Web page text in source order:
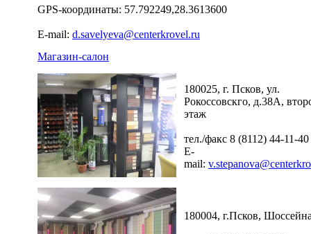
GPS-координаты: 57.792249,28.3613600
E-mail: d.savelyeva@centerkrovel.ru
Магазин-салон
180025, г. Псков, ул.
Рокоссовскго, д.38А,
этаж
тел./факс 8 (8112) 44-11-40
E-
mail:
180004, г.Псков,